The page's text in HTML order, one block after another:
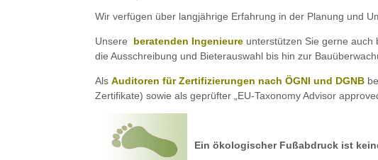
Wir verfügen über langjährige Erfahrung in der Planung und
Unsere beratenden Ingenieure unterstützen Sie gerne auch
die Ausschreibung und Bieterauswahl bis hin zur
AlsAuditoren für Zertifizierungen nach ÖGNI und DGNB
Zertifikate) sowie als geprüfter „EU-Taxonomy Advisor
Ein ökologischer Fußabdruck ist